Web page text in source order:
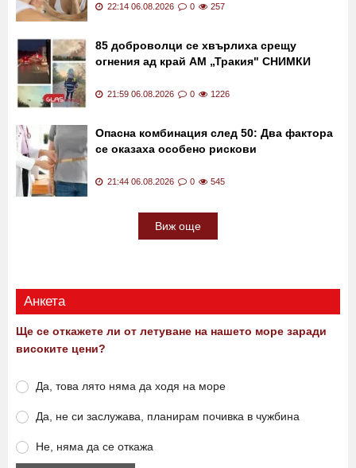
22:14 06.08.2026 0 257
85 доброволци се хвърлиха срещу
огнения ад край АМ „Тракия" СНИМКИ
21:59 06.08.2026 0 1226
Опасна комбинация след 50: Два фактора
се оказаха особено рискови
21:44 06.08.2026 0 545
Виж още
Анкета
Ще се откажете ли от летуване на нашето море заради
високите цени?
Да, това лято няма да ходя на море
Да, не си заслужава, планирам почивка в чужбина
Не, няма да се откажа